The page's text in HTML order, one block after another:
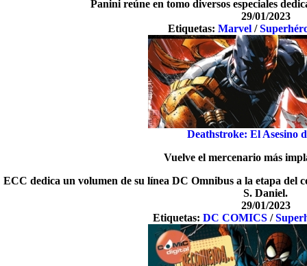
Panini reúne en tomo diversos especiales
29/01/2023
Etiquetas:Marvel /
Deathstroke: El Asesino
Vuelve el mercenario más
ECC dedica un volumen de su línea DC Omnibus a la etapa
S. Daniel.
29/01/2023
Etiquetas: DC COMICS /